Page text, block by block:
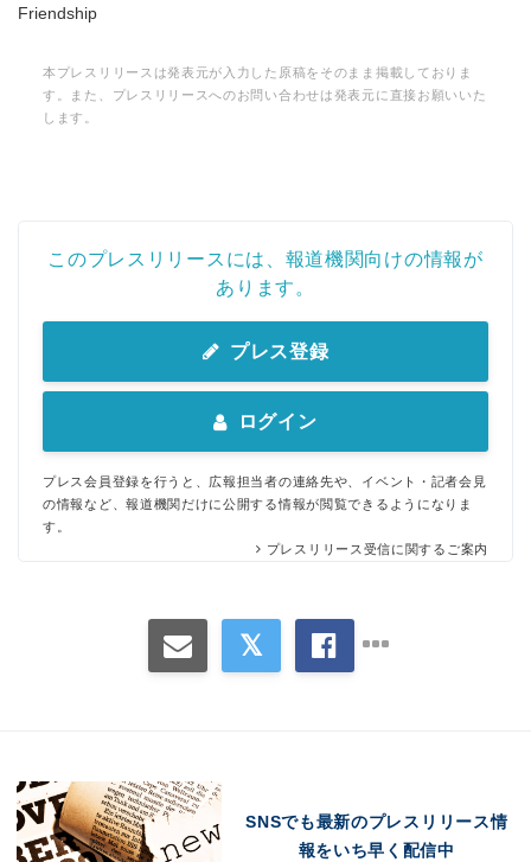
Friendship
本プレスリリースは発表元が入力した原稿をそのまま掲載しておりま
す。また、プレスリリースへのお問い合わせは発表元に直接お願いいた
します。
このプレスリリースには、報道機関向けの情報が
あります。
プレス登録
ログイン
プレス会員登録を行うと、広報担当者の連絡先や、イベント・記者会見
の情報など、報道機関だけに公開する情報が閲覧できるようになりま
す。
プレスリリース受信に関するご案内
SNSでも最新のプレスリリース情
報をいち早く配信中